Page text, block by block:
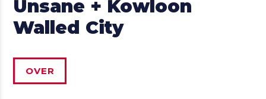
Unsane + Kowloon
Walled City
OVER